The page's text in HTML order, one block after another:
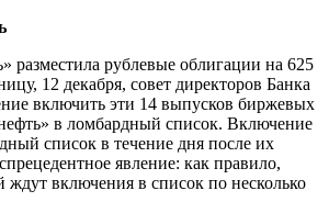
разместила рублевые облигации на 625
12 декабря, совет директоров Банка
включить эти 14 выпусков биржевых
в ломбардный список. Включение
список в течение дня после их
явление: как правило,
ждут включения в список по несколько